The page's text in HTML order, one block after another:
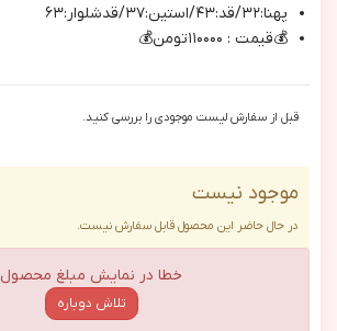
پهنا:٣٢/قد:٤٣/استين:٣٧/قدشلوار:٦٣
💰قيمت : ١١٠٠٠٠تومن💰
قبل از سفارش لیست موجودی را بررسی کنید.
موجود نیست
در حال حاضر این محصول قابل سفارش نیست.
خطا در نمایش مبلغ محصول
تلاش دوباره